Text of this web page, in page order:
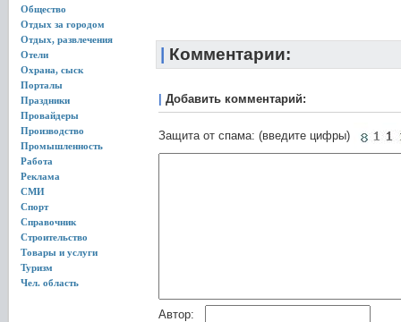
Общество
Отдых за городом
Отдых, развлечения
Отели
Охрана, сыск
Порталы
Праздники
Провайдеры
Производство
Промышленность
Работа
Реклама
СМИ
Спорт
Справочник
Строительство
Товары и услуги
Туризм
Чел. область
Комментарии:
Добавить комментарий:
Защита от спама: (введите цифры)
Автор: